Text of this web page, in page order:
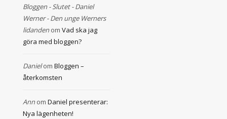
Bloggen - Slutet - Daniel
Werner - Den unge Werners
lidanden om Vad ska jag
göra med bloggen?
Danielom Bloggen –
återkomsten
Ann om Daniel presenterar:
Nya lägenheten!